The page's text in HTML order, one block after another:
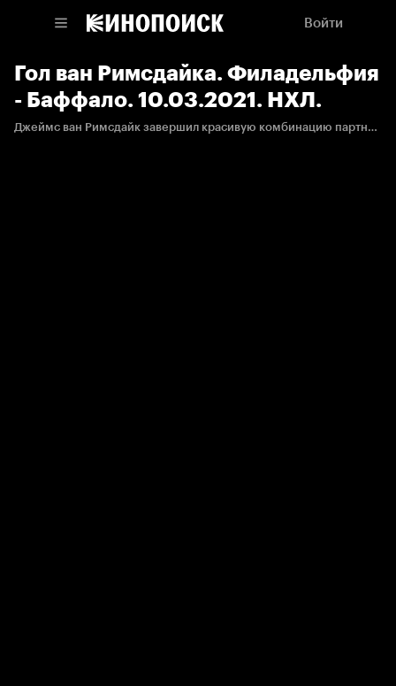
Войти
Гол ван Римсдайка. Филадельфия
- Баффало. 10.03.2021. НХЛ.
Джеймс ван Римсдайк завершил красивую комбинацию партнёров.